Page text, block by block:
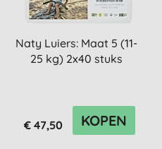
Naty Luiers: Maat 5 (11-
25 kg) 2x40 stuks
€ 47,50 KOPEN